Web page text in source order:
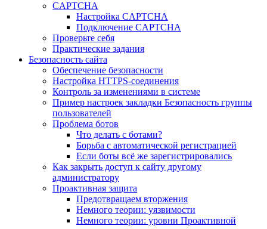
CAPTCHA
Настройка CAPTCHA
Подключение CAPTCHA
Проверьте себя
Практические задания
Безопасность сайта
Обеспечение безопасности
Настройка HTTPS-соединения
Контроль за изменениями в системе
Пример настроек закладки Безопасность группы
пользователей
Проблема ботов
Что делать с ботами?
Борьба с автоматической регистрацией
Если боты всё же зарегистрировались
Как закрыть доступ к сайту другому
администратору
Проактивная защита
Предотвращаем вторжения
Немного теории: уязвимости
Немного теории: уровни Проактивной